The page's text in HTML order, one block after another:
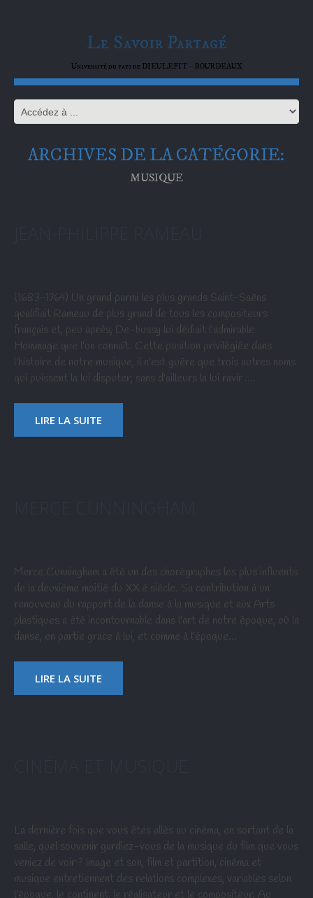
Le Savoir Partagé
Université du pays de DIEULEFIT – BOURDEAUX
ARCHIVES DE LA CATÉGORIE:
MUSIQUE
(1683-1764) Un grand parmi les plus grands Saint-Saëns
qualifiait Rameau de plus grand de tous les compositeurs
français et, peu après, De-bussy lui dédiait l'admirable
Hommage que l'on connaît. Cette position privilégiée dans
l'histoire de notre musique, il n'est guère que trois autres noms
qui puissent la lui disputer, sans d'ailleurs la lui ravir :…
LIRE LA SUITE
Merce Cunningham a été un des chorégraphes les plus influents
de la deuxième moitié du XX è siècle. Sa contribution à un
renouveau du rapport de la danse à la musique et aux Arts
plastiques a été incontournable dans l'art de notre époque, où la
danse, en partie grace à lui, et comme à l'époque…
LIRE LA SUITE
La dernière fois que vous êtes allés au cinéma, en sortant de la
salle, quel souvenir gardiez-vous de la musique du film que vous
veniez de voir ? Image et son, film et partition, cinéma et
musique entretiennent des relations complexes, variables selon
l’époque, le continent, le réalisateur et le compositeur. Au